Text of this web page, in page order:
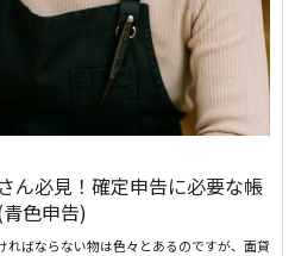
ん必見！確定申告に必要な帳
色申告)
ればならない物は色々とあるのですが、面貸